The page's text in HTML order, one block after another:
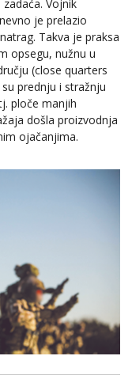
Vojnik
je prelazio
Takva je praksa
opsegu, nužnu u
(close quarters
prednju i stražnju
ploče manjih
došla proizvodnja
ojačanjima.